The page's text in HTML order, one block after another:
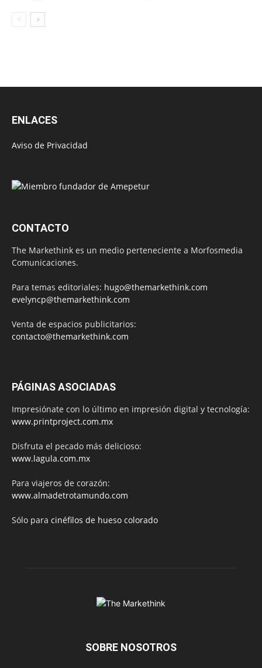
ENLACES
Aviso de Privacidad
CONTACTO
The Markethink es un medio perteneciente a Morfosmedia
Comunicaciones.
Para temas editoriales: hugo@themarkethink.com
evelyncp@themarkethink.com
Venta de espacios publicitarios:
contacto@themarkethink.com
PÁGINAS ASOCIADAS
Impresiónate con lo último en impresión digital y tecnología:
www.printproject.com.mx
Disfruta el pecado más delicioso:
www.lagula.com.mx
Para viajeros de corazón:
www.almadetrotamundo.com
Sólo para cinéfilos de hueso colorado
SOBRE NOSOTROS